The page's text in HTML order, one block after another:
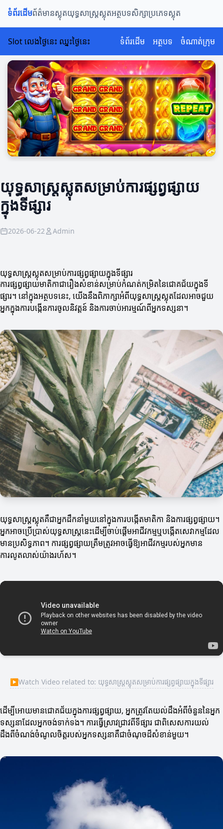
ទំព័រដើមព័ត៌មានស្លុតយុទ្ធសាស្រ្តស្លុតអត្ថបទសិក្សាប្រភេទស្លុត
Slot លេងថ្ងៃនេះ ឈ្នះថ្ងៃនេះ ទំព័រដើម អត្ថបទ ចំណាត់ក្រុម
យុទ្ធសាស្រ្តស្លុតសម្រាប់ការផ្សព្វផ្សាយ
ក្នុងទីផ្សារ
2026-06-22 Admin
យុទ្ធសាស្រ្តស្លុតសម្រាប់ការផ្សព្វផ្សាយក្នុងទីផ្សារ
ការផ្សព្វផ្សាយមាតិកាជារឿងសំខាន់សម្រាប់កំណត់កម្រិតនៃជោគជ័យក្នុងទី
ផ្សារ។ នៅក្នុងអត្ថបទនេះ, យើងនឹងពិភាក្សាអំពីយុទ្ធសាស្រ្តស្លុតដែលអាចជួយ
អ្នកក្នុងការបង្កើនការចូលនិវត្តន៍ និងការចាប់អារម្មណ៍ពីអ្នកទស្សនា។
យុទ្ធសាស្រ្តស្លុតគឺជាអ្នកដឹកនាំមួយនៅក្នុងការបង្កើតមាតិកា និងការផ្សព្វផ្សាយ។
អ្នកអាចប្រើប្រាស់យុទ្ធសាស្រ្តនេះដើម្បីចាប់ផ្តើមអាជីវកម្មឬបង្កើតសេវាកម្មដែល
មានប្រសិទ្ធភាព។ ការផ្សព្វផ្សាយត្រឹមត្រូវអាចធ្វើឱ្យអាជីវកម្មរបស់អ្នកមាន
ការលូតលាស់យ៉ាងរហ័ស។
▶Watch Video related to: យុទ្ធសាស្រ្តស្លុតសម្រាប់ការផ្សព្វផ្សាយក្នុងទីផ្សារ
ដើម្បីអោយមានជោគជ័យក្នុងការផ្សព្វផ្សាយ, អ្នកត្រូវតែយល់ដឹងអំពីចំនួននៃអ្នក
ទស្សនាដែលអ្នកចង់ទាក់ទង។ ការធ្វើស្រាវជ្រាវពីទីផ្សារ ជាពិសេសការយល់
ដឹងពីចំណង់ចំណូលចិត្តរបស់អ្នកទស្សនាគឺជាចំណុចដ៏សំខាន់មួយ។